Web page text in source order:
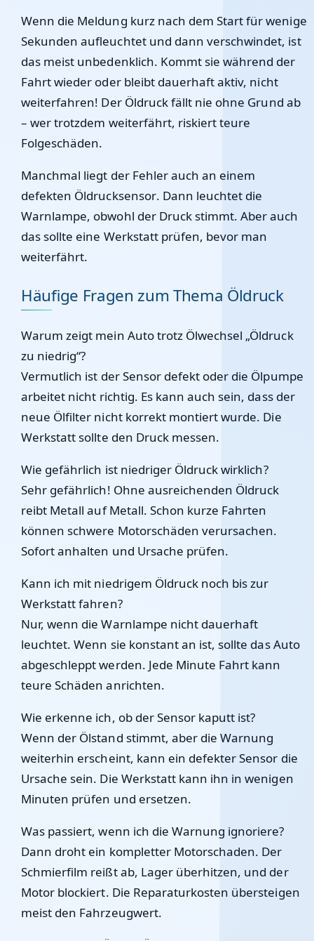
Wenn die Meldung kurz nach dem Start für wenige
Sekunden aufleuchtet und dann verschwindet, ist
das meist unbedenklich. Kommt sie während der
Fahrt wieder oder bleibt dauerhaft aktiv, nicht
weiterfahren! Der Öldruck fällt nie ohne Grund ab
– wer trotzdem weiterfährt, riskiert teure
Folgeschäden.
Manchmal liegt der Fehler auch an einem
defekten Öldrucksensor. Dann leuchtet die
Warnlampe, obwohl der Druck stimmt. Aber auch
das sollte eine Werkstatt prüfen, bevor man
weiterfährt.
Häufige Fragen zum Thema Öldruck
Warum zeigt mein Auto trotz Ölwechsel „Öldruck
zu niedrig“?
Vermutlich ist der Sensor defekt oder die Ölpumpe
arbeitet nicht richtig. Es kann auch sein, dass der
neue Ölfilter nicht korrekt montiert wurde. Die
Werkstatt sollte den Druck messen.
Wie gefährlich ist niedriger Öldruck wirklich?
Sehr gefährlich! Ohne ausreichenden Öldruck
reibt Metall auf Metall. Schon kurze Fahrten
können schwere Motorschäden verursachen.
Sofort anhalten und Ursache prüfen.
Kann ich mit niedrigem Öldruck noch bis zur
Werkstatt fahren?
Nur, wenn die Warnlampe nicht dauerhaft
leuchtet. Wenn sie konstant an ist, sollte das Auto
abgeschleppt werden. Jede Minute Fahrt kann
teure Schäden anrichten.
Wie erkenne ich, ob der Sensor kaputt ist?
Wenn der Ölstand stimmt, aber die Warnung
weiterhin erscheint, kann ein defekter Sensor die
Ursache sein. Die Werkstatt kann ihn in wenigen
Minuten prüfen und ersetzen.
Was passiert, wenn ich die Warnung ignoriere?
Dann droht ein kompletter Motorschaden. Der
Schmierfilm reißt ab, Lager überhitzen, und der
Motor blockiert. Die Reparaturkosten übersteigen
meist den Fahrzeugwert.